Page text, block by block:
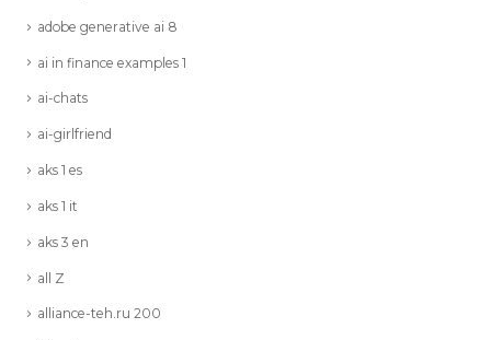
adobe generative ai 8
ai in finance examples 1
ai-chats
ai-girlfriend
aks 1 es
aks 1 it
aks 3 en
all Z
alliance-teh.ru 200